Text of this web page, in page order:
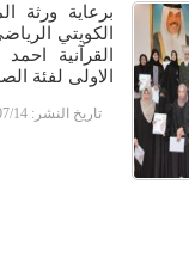
برعاية ورثة
الكويتي
القرآنية
الاولى لفئة
تاريخ النشر: 14